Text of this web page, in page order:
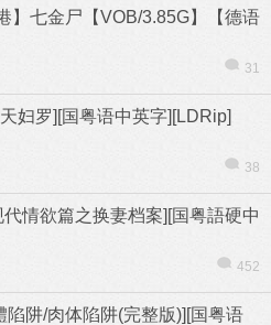
】七金尸【VOB/3.85G】【德语
31
妇罗][国粤语中英字][LDRip]
38
情欲篇之换妻档案][国粤語硬中
452
陷阱/肉体陷阱(完整版)][国粤语